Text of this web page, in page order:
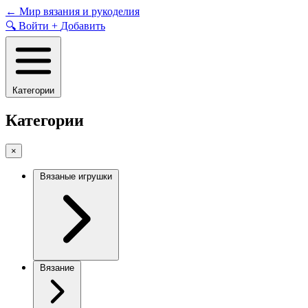
Skip
to
content
← Мир вязания и рукоделия
🔍 Войти + Добавить
Категории
Категории
×
Вязаные игрушки
Вязание